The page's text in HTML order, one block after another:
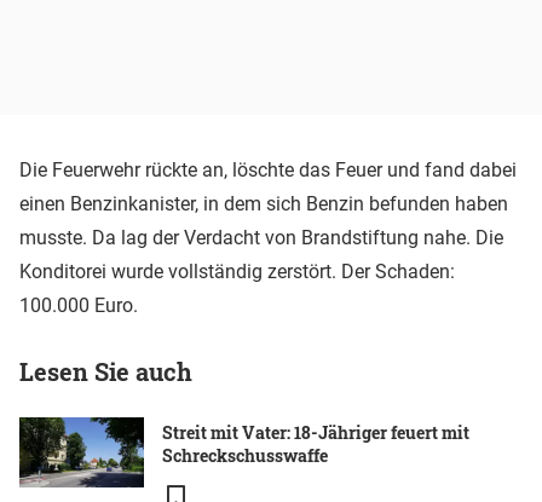
Die Feuerwehr rückte an, löschte das Feuer und fand dabei
einen Benzinkanister, in dem sich Benzin befunden haben
musste. Da lag der Verdacht von Brandstiftung nahe. Die
Konditorei wurde vollständig zerstört. Der Schaden:
100.000 Euro.
Lesen Sie auch
Streit mit Vater: 18-Jähriger feuert mit
Schreckschusswaffe